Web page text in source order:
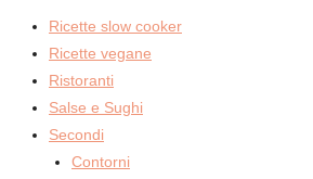
Ricette slow cooker
Ricette vegane
Ristoranti
Salse e Sughi
Secondi
Contorni